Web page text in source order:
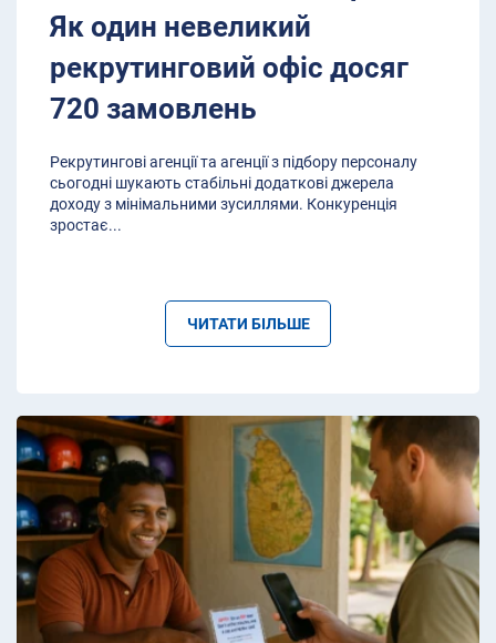
Як один невеликий
рекрутинговий офіс досяг
720 замовлень
Рекрутингові агенції та агенції з підбору персоналу
сьогодні шукають стабільні додаткові джерела
доходу з мінімальними зусиллями. Конкуренція
зростає...
ЧИТАТИ БІЛЬШЕ